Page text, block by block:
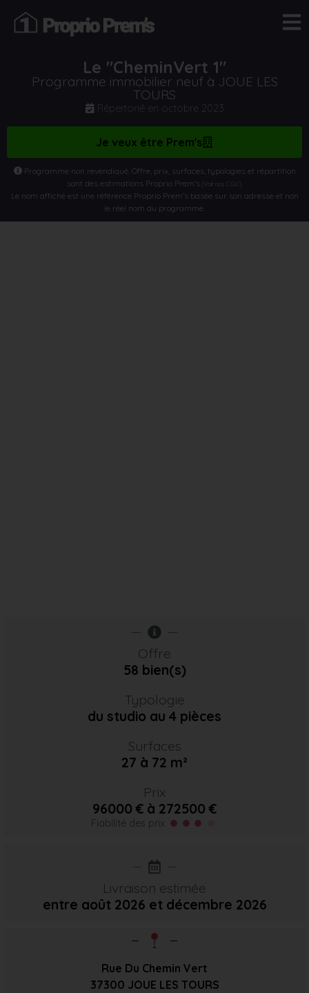
Le "CheminVert 1"
Programme immobilier neuf à JOUE LES
TOURS
Répertorié en octobre 2023
Je veux être Prem's
Programme non revendiqué. Offre, prix, surfaces, typologies et répartition
sont des estimations Proprio Prem’s(Voir nos CGU)
Le nom affiché est une référence Proprio Prem’s basée sur son adresse et non
le réel nom du programme.
Offre
58 bien(s)
Typologie
du studio au 4 pièces
Surfaces
27 à 72 m²
Prix
96000 € à 272500 €
Fiabilité des prix
Livraison estimée
entre août 2026 et décembre 2026
Rue Du Chemin Vert
37300 JOUE LES TOURS